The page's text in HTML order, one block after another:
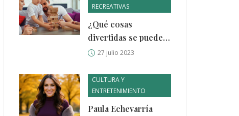
RECREATIVAS
¿Qué cosas
divertidas se pueden
hacer en la ciudad de
27 julio 2023
CULTURA Y
ENTRETENIMIENTO
Paula Echevarría